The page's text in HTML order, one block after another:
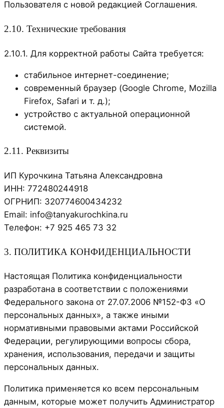
Пользователя с новой редакцией Соглашения.
2.10. Технические требования
2.10.1. Для корректной работы Сайта требуется:
стабильное интернет-соединение;
современный браузер (Google Chrome, Mozilla
Firefox, Safari и т. д.);
устройство с актуальной операционной
системой.
2.11. Реквизиты
ИП Курочкина Татьяна Александровна
ИНН: 772480244918
ОГРНИП: 320774600434232
Email: info@tanyakurochkina.ru
Телефон: +7 925 465 73 32
3. ПОЛИТИКА КОНФИДЕНЦИАЛЬНОСТИ
Настоящая Политика конфиденциальности
разработана в соответствии с положениями
Федерального закона от 27.07.2006 №152-ФЗ «О
персональных данных», а также иными
нормативными правовыми актами Российской
Федерации, регулирующими вопросы сбора,
хранения, использования, передачи и защиты
персональных данных.
Политика применяется ко всем персональным
данным, которые может получить Администратор